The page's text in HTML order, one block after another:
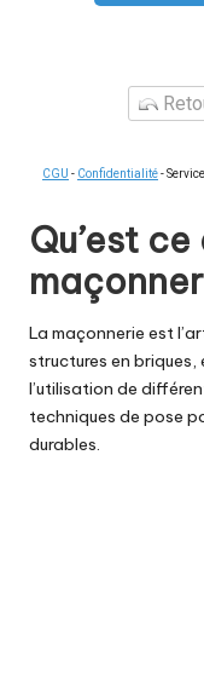
CGU - Confidentialité-
Qu’est
La maçonnerie est
structures en briques,
l’utilisation de
techniques de pose
durables.